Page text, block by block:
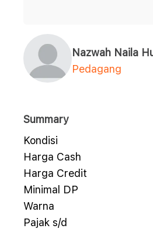
Nazwah Naila
Pedagang
Summary
Kondisi
Harga Cash
Harga Credit
Minimal DP
Warna
Pajak s/d